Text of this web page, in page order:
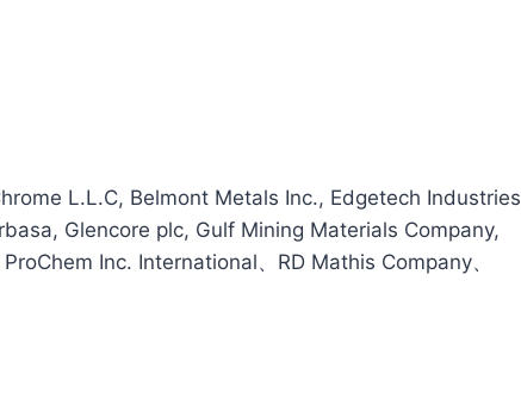
L.L.C, Belmont Metals Inc., Edgetech Industries
Glencore plc, Gulf Mining Materials Company,
Inc. International、RD Mathis Company、